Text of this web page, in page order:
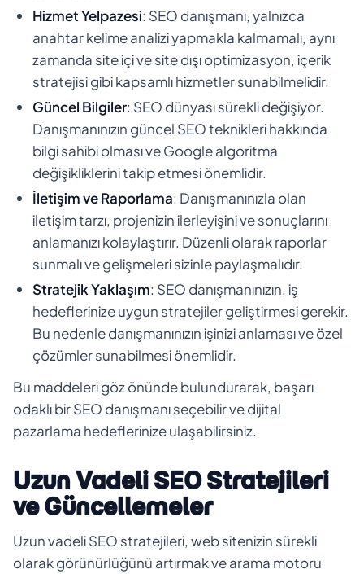
Hizmet Yelpazesi: SEO danışmanı, yalnızca
anahtar kelime analizi yapmakla kalmamalı, aynı
zamanda site içi ve site dışı optimizasyon, içerik
stratejisi gibi kapsamlı hizmetler sunabilmelidir.
Güncel Bilgiler: SEO dünyası sürekli değişiyor.
Danışmanınızın güncel SEO teknikleri hakkında
bilgi sahibi olması ve Google algoritma
değişikliklerini takip etmesi önemlidir.
İletişim ve Raporlama: Danışmanınızla olan
iletişim tarzı, projenizin ilerleyişini ve sonuçlarını
anlamanızı kolaylaştırır. Düzenli olarak raporlar
sunmalı ve gelişmeleri sizinle paylaşmalıdır.
Stratejik Yaklaşım: SEO danışmanınızın, iş
hedeflerinize uygun stratejiler geliştirmesi gerekir.
Bu nedenle danışmanınızın işinizi anlaması ve özel
çözümler sunabilmesi önemlidir.
Bu maddeleri göz önünde bulundurarak, başarı
odaklı bir SEO danışmanı seçebilir ve dijital
pazarlama hedeflerinize ulaşabilirsiniz.
Uzun Vadeli SEO Stratejileri
ve Güncellemeler
Uzun vadeli SEO stratejileri, web sitenizin sürekli
olarak görünürlüğünü artırmak ve arama motoru